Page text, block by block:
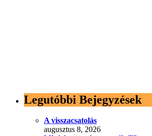
Legutóbbi Bejegyzések
A visszacsatolás
augusztus 8, 2026